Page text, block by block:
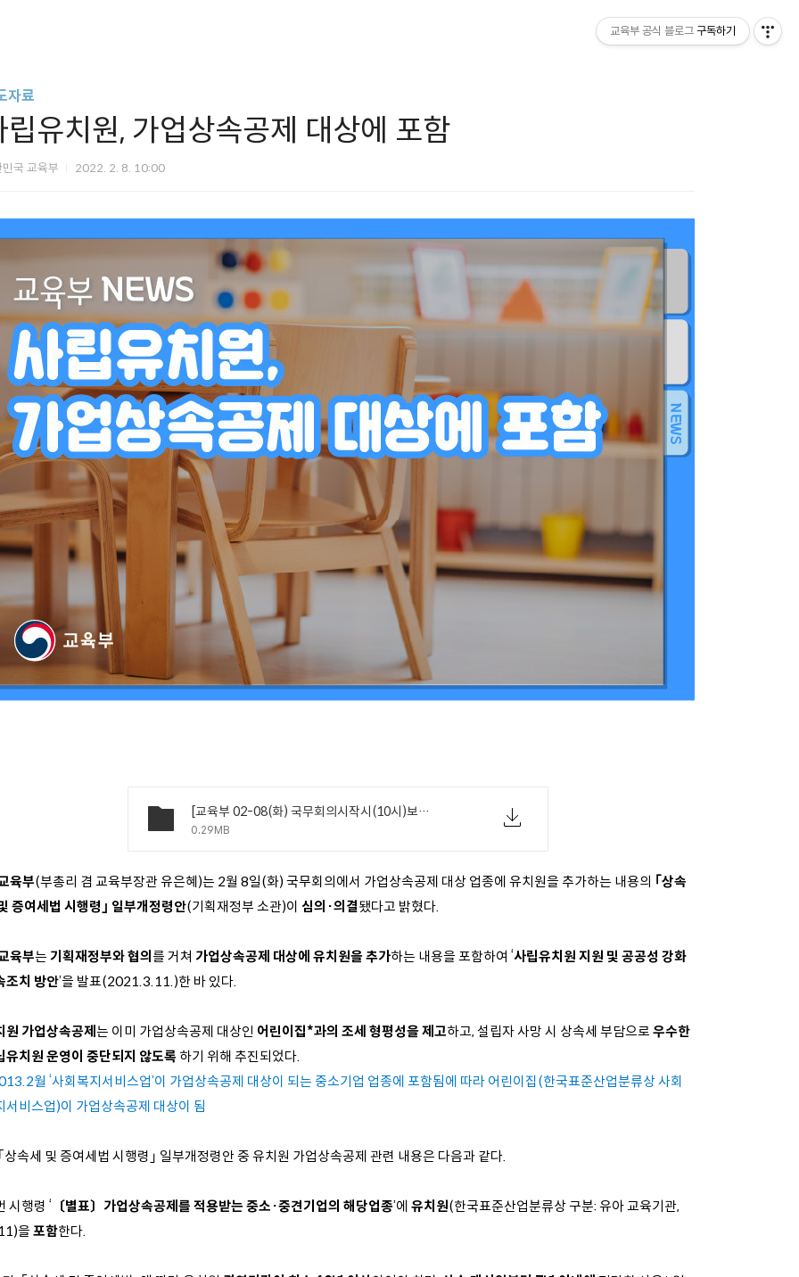
자료
립유치원, 가업상속공제 대상에 포함
국 교육부 2022. 2. 8. 10:00
[교육부 02-08(화) 국무회의시작시(10시)보도자료] 사립유치원, 가업상속공제 대상에 포함(상속세 및 증여세법 시행령 국무회의 통과).pdf
0.29MB
육부(부총리 겸 교육부장관 유은혜)는 2월 8일(화) 국무회의에서 가업상속공제 대상 업종에 유치원을 추가하는 내용의 ｢상속
증여세법 시행령｣ 일부개정령안(기획재정부 소관)이 심의 ·의결됐다고 밝혔다.
육부는 기획재정부와 협의를 거쳐 가업상속공제 대상에 유치원을 추가하는 내용을 포함하여 ‘사립유치원 지원 및 공공성 강화
조치 방안’을 발표(2021.3.11.)한 바 있다.
원 가업상속공제는 이미 가업상속공제 대상인 어린이집*과의 조세 형평성을 제고하고, 설립자 사망 시 상속세 부담으로 우수한
유치원 운영이 중단되지 않도록 하기 위해 추진되었다.
월 ‘사회복지서비스업’이 가업상속공제 대상이 되는 중소기업 업종에 포함됨에 따라 어린이집(한국표준산업분류상 사회
서비스업)이 가업상속공제 대상이 됨
속세 및 증여세법 시행령｣ 일부개정령안 중 유치원 가업상속공제 관련 내용은 다음과 같다.
시행령 ‘〔별표〕가업상속공제를 적용받는 중소·중견기업의 해당업종’에 유치원(한국표준산업분류상 구분: 유아 교육기관,
을 포함한다.
교육부 공식 블로그 구독하기